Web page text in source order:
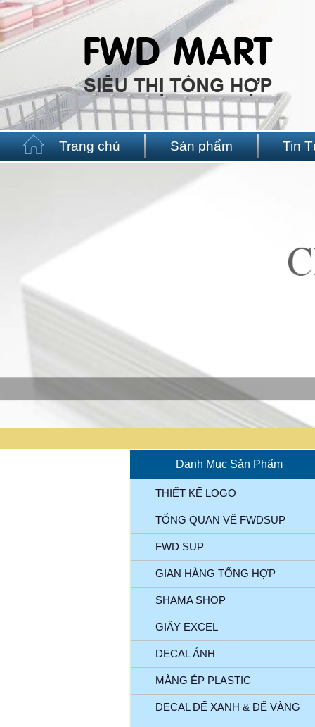
Trang chủ Sản phẩm Tin
Danh Mục Sản Phẩm
THIẾT KẾ LOGO
TỔNG QUAN VỀ FWDSUP
FWD SUP
GIAN HÀNG TỔNG HỢP
SHAMA SHOP
GIẤY EXCEL
DECAL ẢNH
MÀNG ÉP PLASTIC
DECAL ĐẾ XANH & ĐẾ VÀNG